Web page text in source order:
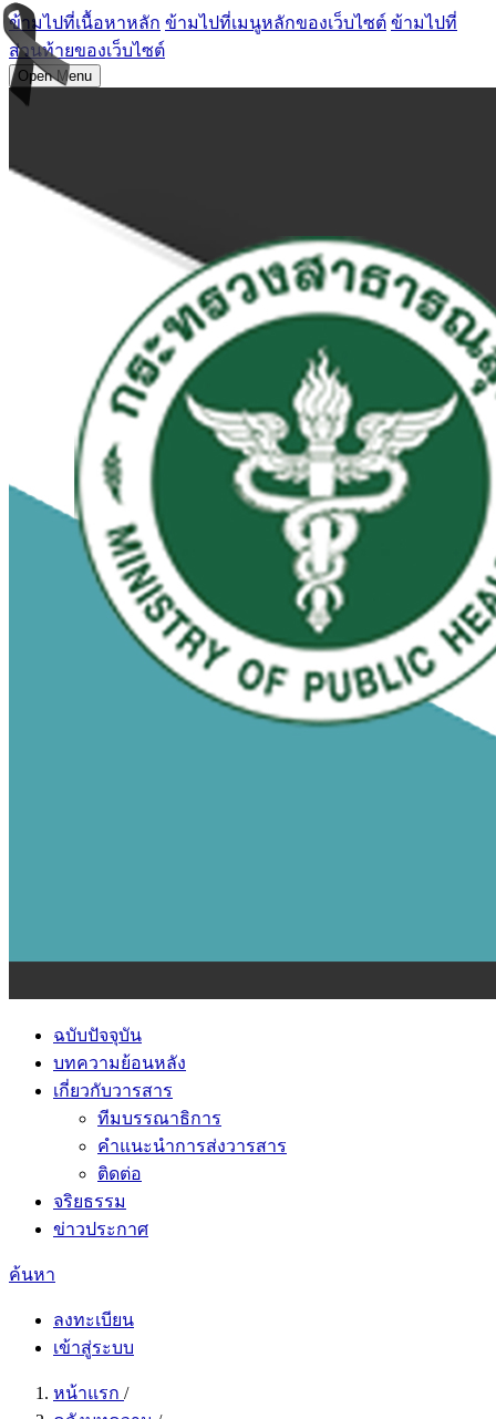
ข้ามไปที่เนื้อหาหลัก ข้ามไปที่เมนูหลักของเว็บไซต์ ข้ามไปที่
ส่วนท้ายของเว็บไซต์
Open Menu
ฉบับปัจจุบัน
บทความย้อนหลัง
เกี่ยวกับวารสาร
ทีมบรรณาธิการ
คำแนะนำการส่งวารสาร
ติดต่อ
จริยธรรม
ข่าวประกาศ
ค้นหา
ลงทะเบียน
เข้าสู่ระบบ
หน้าแรก /